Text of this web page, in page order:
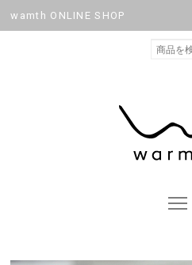
wamth ONLINE SHOP